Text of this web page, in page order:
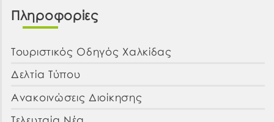
Πληροφορίες
Τουριστικός Οδηγός Χαλκίδας
Δελτία Τύπου
Ανακοινώσεις Διοίκησης